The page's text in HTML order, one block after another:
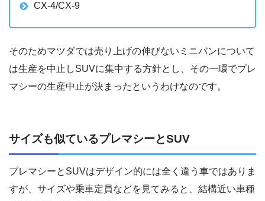
CX-4/CX-9
そのためマツダでは売り上げの伸びないミニバンについて
は生産を中止しSUVに集中する方針とし、その一環でプレ
マシーの生産中止が決まったというわけなのです。
サイズも似ているプレマシーとSUV
プレマシーとSUVはデザイン的には全く違う車ではありま
すが、サイズや乗車定員などを見てみると、結構近い車種